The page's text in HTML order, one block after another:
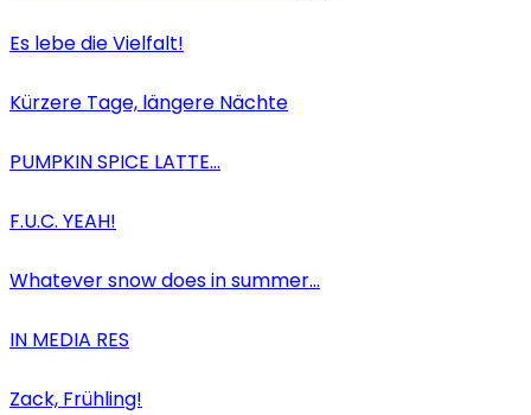
Es lebe die Vielfalt!
Kürzere Tage, längere Nächte
PUMPKIN SPICE LATTE…
F.U.C. YEAH!
Whatever snow does in summer…
IN MEDIA RES
Zack, Frühling!